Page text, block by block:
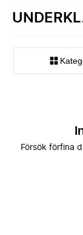
Försök förfina